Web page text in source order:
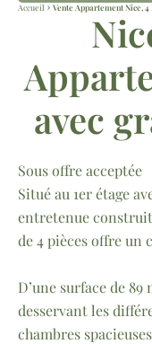
Accueil Vente Appartement Nice, 4
avec
Sous offre acceptée
Situé au 1er étage
entretenue
de 4 pièces offre un
D’une surface de 89
desservant les
chambres